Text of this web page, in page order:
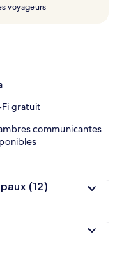
voyageurs
e
t
l
gratuit
communicantes
(12)